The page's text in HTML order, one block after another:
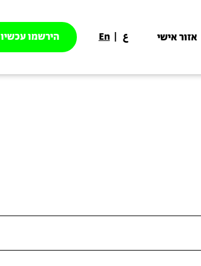
אזור אישי En ع הירשמו עכשיו